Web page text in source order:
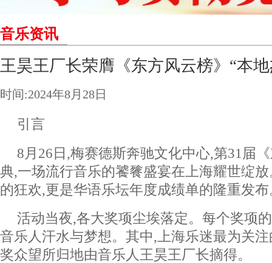
音乐资讯
王昊王厂长荣膺《东方风云榜》“本
时间:2024年8月28日
引言
8月26日,梅赛德斯奔驰文化中心,第31届
典,一场流行音乐的饕餮盛宴在上海耀世绽
的狂欢,更是华语乐坛年度成绩单的隆重发布
活动当夜,各大奖项尘埃落定。每个奖项
音乐人汗水与梦想。其中,上海乐迷最为关
奖众望所归地由音乐人王昊王厂长摘得。